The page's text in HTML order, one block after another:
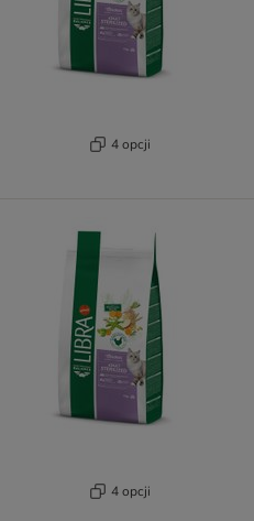
4 opcji
4 opcji